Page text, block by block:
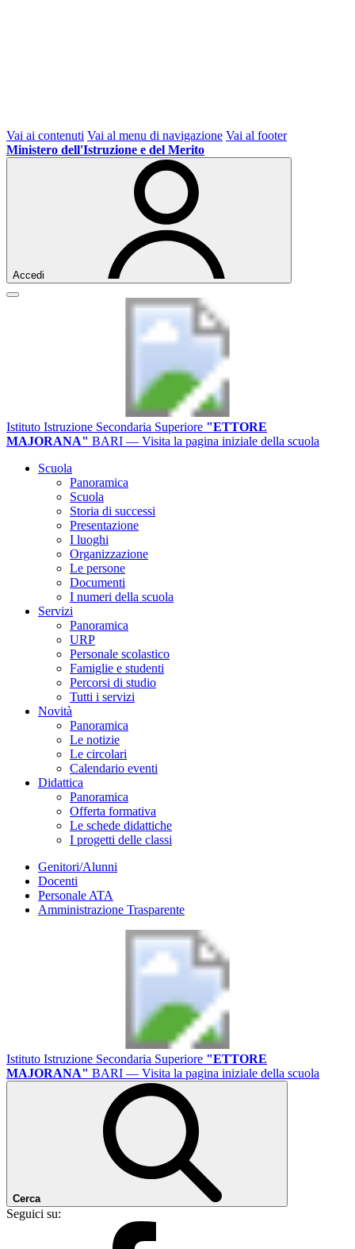
Vai ai contenuti Vai al menu di navigazione Vai al footer
Ministero dell'Istruzione e del Merito
Accedi
Istituto Istruzione Secondaria Superiore "ETTORE
MAJORANA" BARI — Visita la pagina iniziale della scuola
Scuola
Panoramica
Scuola
Storia di successi
Presentazione
I luoghi
Organizzazione
Le persone
Documenti
I numeri della scuola
Servizi
Panoramica
URP
Personale scolastico
Famiglie e studenti
Percorsi di studio
Tutti i servizi
Novità
Panoramica
Le notizie
Le circolari
Calendario eventi
Didattica
Panoramica
Offerta formativa
Le schede didattiche
I progetti delle classi
Genitori/Alunni
Docenti
Personale ATA
Amministrazione Trasparente
Istituto Istruzione Secondaria Superiore "ETTORE
MAJORANA" BARI — Visita la pagina iniziale della scuola
Cerca
Seguici su: